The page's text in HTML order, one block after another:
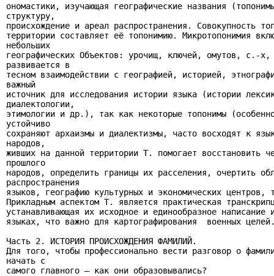
ономастики, изучающая географические названия
структуру,
происхождение и ареал распространения. Совокупность
территории составляет её топонимию. Микротопонимия
небольших
географических Объектов: урочищ, ключей, омутов, c.-
развивается в
тесном взаимодействии с географией, историей,
важный
источник для исследования истории языка (истории
диалектологии,
этимологии и др.), так как некоторые топонимы
устойчиво
сохраняют архаизмы и диалектизмы, часто восходят к
народов,
живших на данной территории Т. помогает восстановить
прошлого
народов, определить границы их расселения, очертить
распространения
языков, географию культурных и экономических
Прикладным аспектом Т. является практическая
устанавливающая их исходное и единообразное написание
языках, что важно для картографирования  военных
Часть 2. ИСТОРИЯ ПРОИСХОЖДЕНИЯ ФАМИЛИЙ.
Для того, чтобы профессионально вести разговор о
начать с
самого главного — как они образовывались?